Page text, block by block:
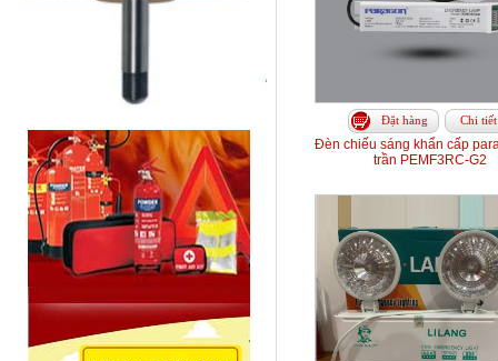
Đặt hàng Chi tiết
Đèn chiếu sáng khẩn cấp
trần PEMF3RC-G2